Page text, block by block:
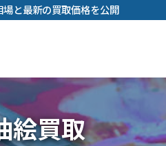
内
容
キ
プ
と最新の買取価格を公開
絵買取